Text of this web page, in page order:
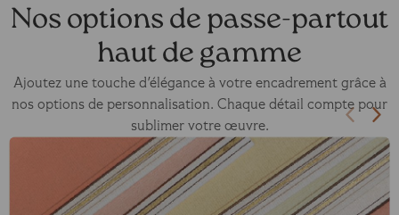
Nos options de passe-partout
haut de gamme
Ajoutez une touche d'élégance à votre encadrement grâce à
nos options de personnalisation. Chaque détail compte pour
sublimer votre œuvre.